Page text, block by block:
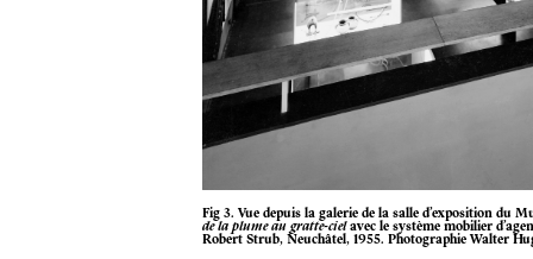
Fig 3. Vue depuis la galerie de la salle d’exposition du
de la plume au gratte-cielavec le système mobilier
Robert Strub, Neuchâtel, 1955. Photographie Walter